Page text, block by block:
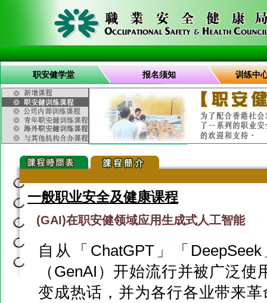
职安健学堂 报名须知 训练中
一般职业安全及健康课程
(GAI)在职安健领域应用生成式人工智能
自从「ChatGPT」「
（GenAI）开始流行并被广泛
变成热话，并为各行各业带来